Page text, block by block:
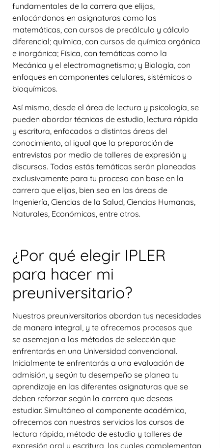
fundamentales de la carrera que elijas,
enfocándonos en asignaturas como las
matemáticas, con cursos de precálculo y cálculo
diferencial; química, con cursos de química orgánica
e inorgánica; Física, con temáticas como la
Mecánica y el electromagnetismo; y Biología, con
enfoques en componentes celulares, sistémicos o
bioquímicos.
Así mismo, desde el área de lectura y psicología, se
pueden abordar técnicas de estudio, lectura rápida
y escritura, enfocados a distintas áreas del
conocimiento, al igual que la preparación de
entrevistas por medio de talleres de expresión y
discursos. Todas estás temáticas serán planeadas
exclusivamente para tu proceso con base en la
carrera que elijas, bien sea en las áreas de
Ingeniería, Ciencias de la Salud, Ciencias Humanas,
Naturales, Económicas, entre otros.
¿Por qué elegir IPLER
para hacer mi
preuniversitario?
Nuestros preuniversitarios abordan tus necesidades
de manera integral, y te ofrecemos procesos que
se asemejan a los métodos de selección que
enfrentarás en una Universidad convencional.
Inicialmente te enfrentarás a una evaluación de
admisión, y según tu desempeño se planea tu
aprendizaje en las diferentes asignaturas que se
deben reforzar según la carrera que deseas
estudiar. Simultáneo al componente académico,
ofrecemos con nuestros servicios los cursos de
lectura rápida, método de estudio y talleres de
expresión oral y escritura, los cuales complementan